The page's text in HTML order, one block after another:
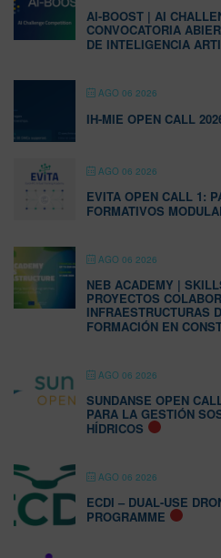
AI-BOOST | AI
CONVOCATORIA
DE INTELIGENCIA
AGO 06 2026
IH-MIE OPEN CALL
AGO 06 2026
EVITA OPEN CALL 1:
FORMATIVOS
AGO 06 2026
NEB ACADEMY |
PROYECTOS
INFRAESTRUCTURAS
FORMACIÓN EN
AGO 06 2026
SUNDANSE OPEN
PARA LA GESTIÓN
HÍDRICOS
AGO 06 2026
ECDI – DUAL-USE
PROGRAMME